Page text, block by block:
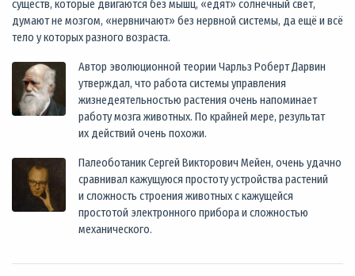
существ, которые двигаются без мышц, «едят» солнечный свет,
думают не мозгом, «нервничают» без нервной системы, да ещё и всё
тело у которых разного возраста.
Автор эволюционной теории Чарльз Роберт Дарвин
утверждал, что работа системы управления
жизнедеятельностью растения очень напоминает
работу мозга животных. По крайней мере, результат
их действий очень похожи.
Палеоботаник Сергей Викторович Мейен, очень удачно
сравнивал кажущуюся простоту устройства растений
и сложность строения животных с кажущейся
простотой электронного прибора и сложностью
механического.